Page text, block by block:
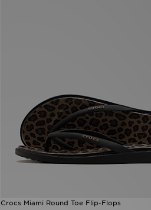
Crocs Miami Round Toe Flip-Flops